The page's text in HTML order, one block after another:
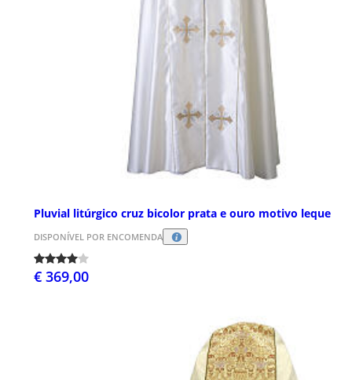
Pluvial litúrgico cruz bicolor prata e ouro motivo leque
DISPONÍVEL POR ENCOMENDA
€ 369,00